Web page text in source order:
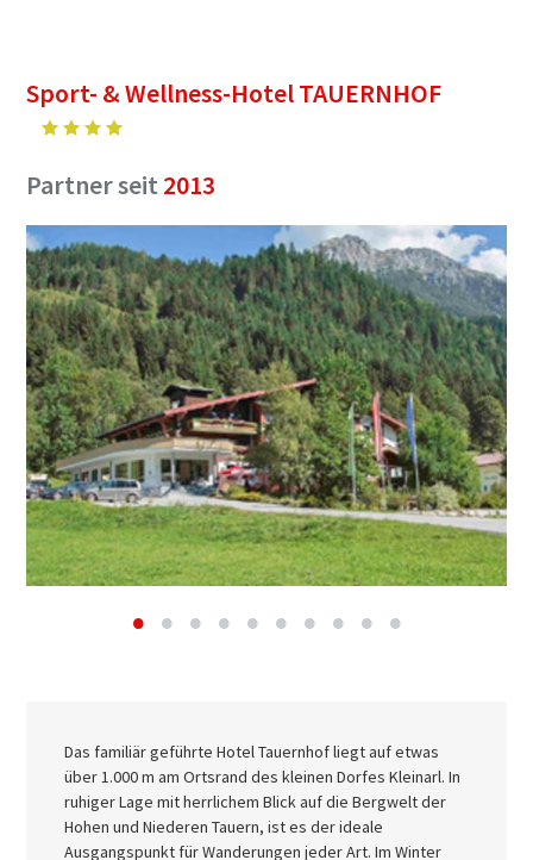
Sport- & Wellness-Hotel TAUERNHOF
Partner seit2013
Das familiär geführte Hotel Tauernhof liegt auf etwas
über 1.000 m am Ortsrand des kleinen Dorfes Kleinarl. In
ruhiger Lage mit herrlichem Blick auf die Bergwelt der
Hohen und Niederen Tauern, ist es der ideale
Ausgangspunkt für Wanderungen jeder Art. Im Winter